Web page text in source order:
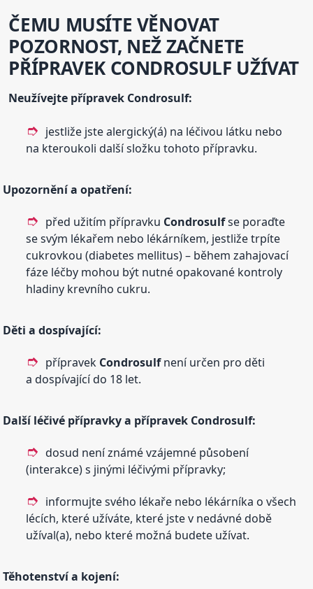
ČEMU MUSÍTE VĚNOVAT
POZORNOST, NEŽ ZAČNETE
PŘÍPRAVEK CONDROSULF UŽÍVAT
Neužívejte přípravek Condrosulf:
jestliže jste alergický(á) na léčivou látku nebo
na kteroukoli další složku tohoto přípravku.
Upozornění a opatření:
před užitím přípravku Condrosulfse poraďte
se svým lékařem nebo lékárníkem, jestliže trpíte
cukrovkou (diabetes mellitus) – během zahajovací
fáze léčby mohou být nutné opakované kontroly
hladiny krevního cukru.
Děti a dospívající:
přípravek Condrosulfnení určen pro děti
a dospívající do 18 let.
Další léčivé přípravky a přípravek Condrosulf:
dosud není známé vzájemné působení
(interakce) s jinými léčivými přípravky;
informujte svého lékaře nebo lékárníka o všech
lécích, které užíváte, které jste v nedávné době
užíval(a), nebo které možná budete užívat.
Těhotenství a kojení: